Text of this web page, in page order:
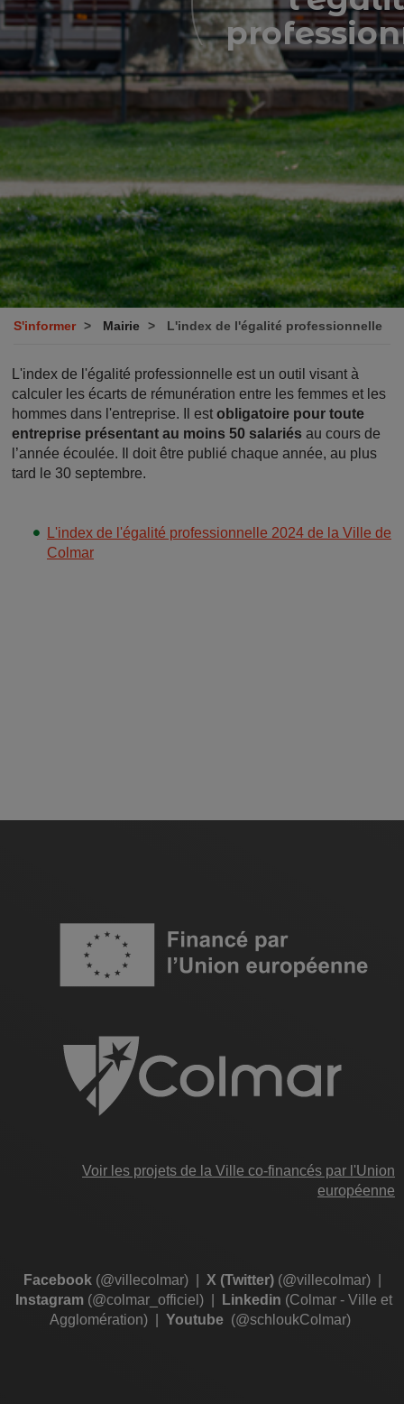
S'informer Mairie L'index de l'égalité professionnelle
L'index de l'égalité professionnelle est un outil visant à
calculer les écarts de rémunération entre les femmes et les
hommes dans l'entreprise. Il est obligatoire pour toute
entreprise présentant au moins 50 salariés au cours de
l’année écoulée. Il doit être publié chaque année, au plus
tard le 30 septembre.
L'index de l'égalité professionnelle 2024 de la Ville de
Colmar
Image
Voir les projets de la Ville co-financés par l'Union
européenne
Facebook(@villecolmar)| X (Twitter)(@villecolmar)|
Instagram (@colmar_officiel) Linkedin (Colmar - Ville et
Agglomération)
Youtube (@schloukColmar)